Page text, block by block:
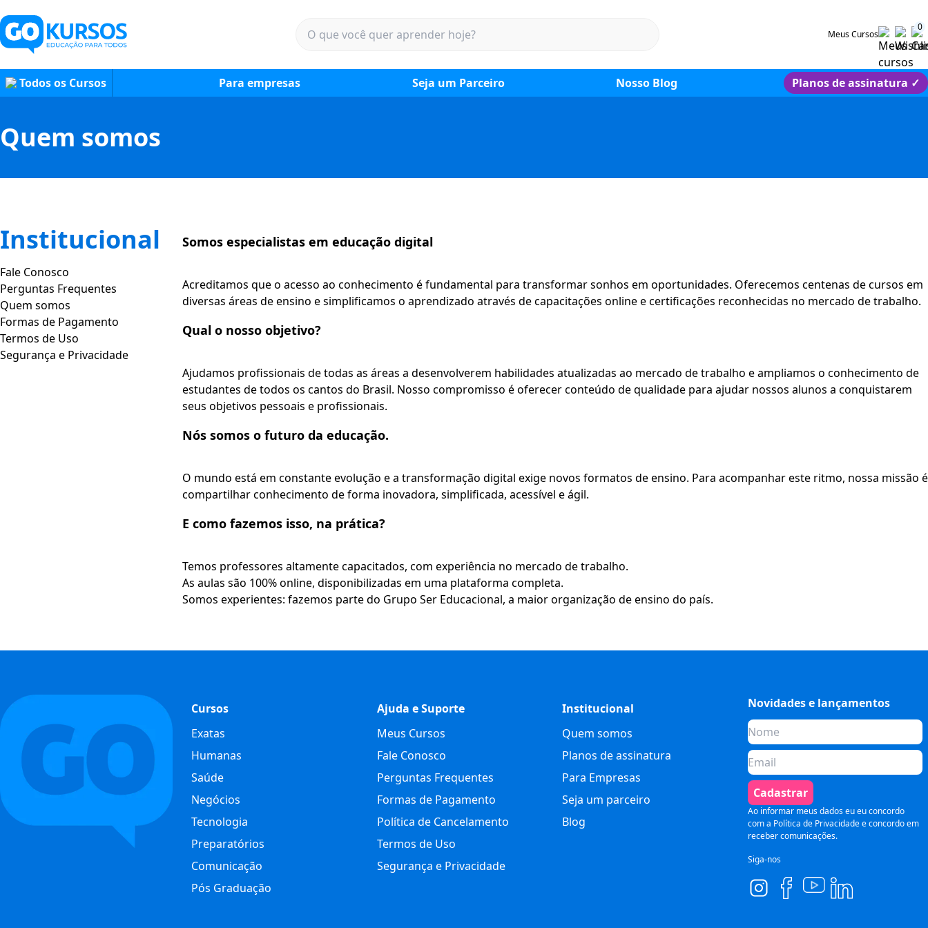
Meus Cursos
0
Todos os Cursos Para empresas Seja um Parceiro Nosso Blog Planos de assinatura ✓
Quem somos
Institucional
Fale Conosco
Perguntas Frequentes
Quem somos
Formas de Pagamento
Termos de Uso
Segurança e Privacidade
Somos especialistas em educação digital
Acreditamos que o acesso ao conhecimento é fundamental para transformar sonhos em oportunidades. Oferecemos centenas de cursos em
diversas áreas de ensino e simplificamos o aprendizado através de capacitações online e certificações reconhecidas no mercado de trabalho.
Qual o nosso objetivo?
Ajudamos profissionais de todas as áreas a desenvolverem habilidades atualizadas ao mercado de trabalho e ampliamos o conhecimento de
estudantes de todos os cantos do Brasil. Nosso compromisso é oferecer conteúdo de qualidade para ajudar nossos alunos a conquistarem
seus objetivos pessoais e profissionais.
Nós somos o futuro da educação.
O mundo está em constante evolução e a transformação digital exige novos formatos de ensino. Para acompanhar este ritmo, nossa missão é
compartilhar conhecimento de forma inovadora, simplificada, acessível e ágil.
E como fazemos isso, na prática?
Temos professores altamente capacitados, com experiência no mercado de trabalho.
As aulas são 100% online, disponibilizadas em uma plataforma completa.
Somos experientes: fazemos parte do Grupo Ser Educacional, a maior organização de ensino do país.
Cursos
Exatas
Humanas
Saúde
Negócios
Tecnologia
Preparatórios
Comunicação
Pós Graduação
Ajuda e Suporte
Meus Cursos
Fale Conosco
Perguntas Frequentes
Formas de Pagamento
Política de Cancelamento
Termos de Uso
Segurança e Privacidade
Institucional
Quem somos
Planos de assinatura
Para Empresas
Seja um parceiro
Blog
Novidades e lançamentos
Cadastrar
Ao informar meus dados eu eu concordo
com a Política de Privacidadee concordo em
receber comunicações.
Siga-nos